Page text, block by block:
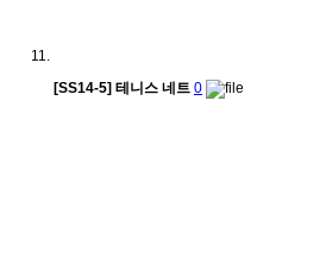
[SS14-5] 테니스 네트 0